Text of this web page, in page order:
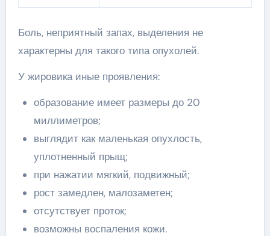
Боль, неприятный запах, выделения не
характерны для такого типа опухолей.
У жировика иные проявления:
образование имеет размеры до 20
миллиметров;
выглядит как маленькая опухлость,
уплотненный прыщ;
при нажатии мягкий, подвижный;
рост замедлен, малозаметен;
отсутствует проток;
возможны воспаления кожи.